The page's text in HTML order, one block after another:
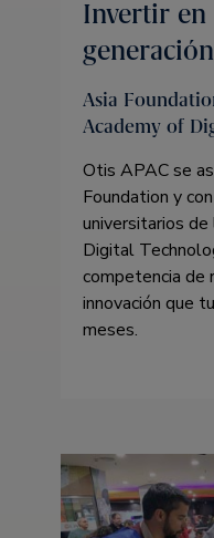
Invertir
Asia
Academy of
Otis APAC se
Foundation y
universitarios
Digital
competencia de
innovación que
meses.